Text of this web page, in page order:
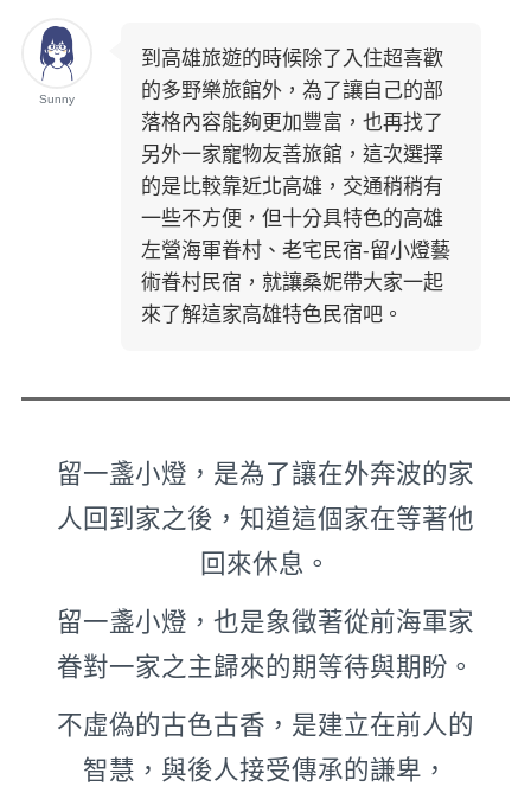
Sunny
到高雄旅遊的時候除了入住超喜歡
的多野樂旅館外，為了讓自己的部
落格內容能夠更加豐富，也再找了
另外一家寵物友善旅館，這次選擇
的是比較靠近北高雄，交通稍稍有
一些不方便，但十分具特色的高雄
左營海軍眷村、老宅民宿-留小燈藝
術眷村民宿，就讓桑妮帶大家一起
來了解這家高雄特色民宿吧。
留一盞小燈，是為了讓在外奔波的家
人回到家之後，知道這個家在等著他
回來休息。
留一盞小燈，也是象徵著從前海軍家
眷對一家之主歸來的期等待與期盼。
不虛偽的古色古香，是建立在前人的
智慧，與後人接受傳承的謙卑，